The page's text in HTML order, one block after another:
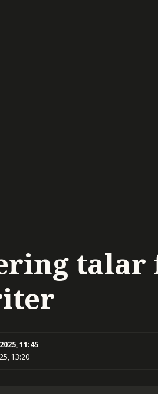
11:45
13:20